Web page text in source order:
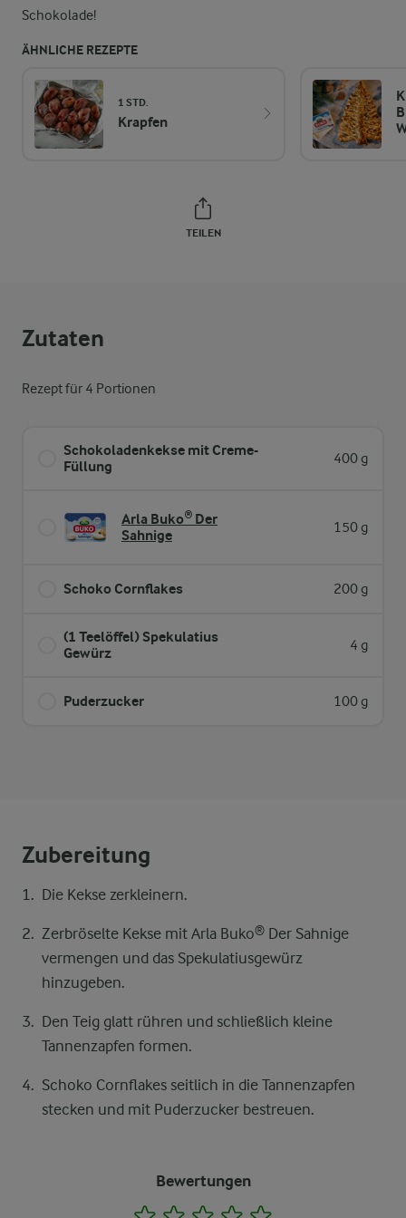
Schokolade!
ÄHNLICHE REZEPTE
1 STD.
Krapfen
TEILEN
Zutaten
Rezept für 4 Portionen
Schokoladenkekse mit Creme-
Füllung
400 g
Arla Buko® Der
Sahnige
150 g
Schoko Cornflakes 200 g
(1 Teelöffel) Spekulatius
Gewürz
4 g
Puderzucker 100 g
Zubereitung
Die Kekse zerkleinern.
Zerbröselte Kekse mit Arla Buko® Der Sahnige
vermengen und das Spekulatiusgewürz
hinzugeben.
Den Teig glatt rühren und schließlich kleine
Tannenzapfen formen.
Schoko Cornflakes seitlich in die Tannenzapfen
stecken und mit Puderzucker bestreuen.
Bewertungen
1 2 3 4